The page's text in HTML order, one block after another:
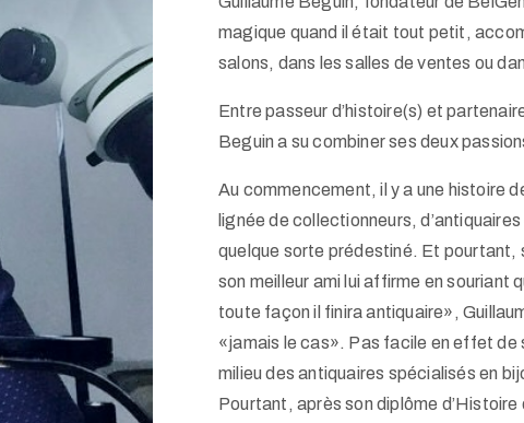
magique quand il était tout petit,
salons, dans les salles de ventes ou
Entre passeur d’histoire(s) et
Beguin a su combiner ses deux
Au commencement, il y a une histoire
lignée de collectionneurs,
quelque sorte prédestiné. Et pourtant,
son meilleur ami lui affirme en souriant
toute façon il finira antiquaire»,
«jamais le cas». Pas facile en effet de
milieu des antiquaires spécialisés en
Pourtant, après son diplôme d’Histoire